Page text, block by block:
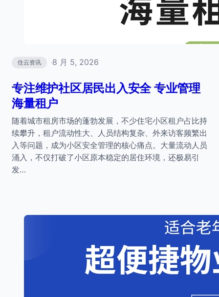
住云资讯 ·8 月 5, 2026
专注维护社区居民出入安全 专业管理
海量租户
随着城市租房市场的蓬勃发展，不少住宅小区租户占比持
续攀升，租户流动性大、人员结构复杂、外来访客频繁出
入等问题，成为小区安全管理的核心痛点。大量流动人员
涌入，不仅打破了小区原本稳定的居住环境，还极易引
发…